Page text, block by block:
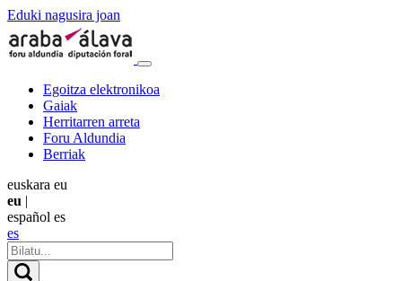
Eduki nagusira joan
Egoitza elektronikoa
Gaiak
Herritarren arreta
Foru Aldundia
Berriak
euskara eu
eu |
español es
es